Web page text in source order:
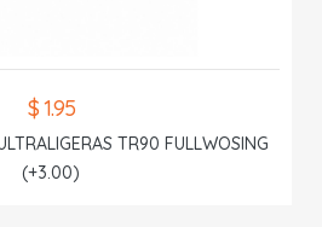
$ 1.95
TR90 FULLWOSING
(+3.00)